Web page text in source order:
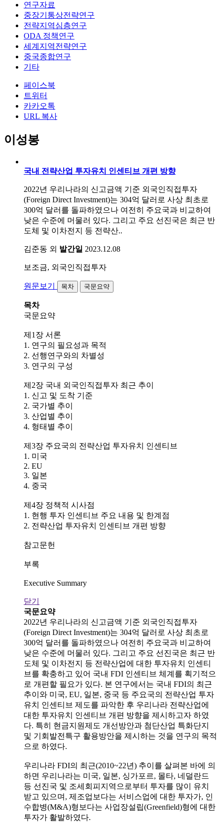
연구자료
중장기통상전략연구
전략지역심층연구
ODA 정책연구
세계지역전략연구
중국종합연구
기타
페이스북
트위터
카카오톡
URL 복사
이성봉
국내 전략산업 투자유치 인센티브 개편 방향
2022년 우리나라의 신고금액 기준 외국인직접투자
(Foreign Direct Investment)는 304억 달러로 사상 최초로
300억 달러를 돌파하였으나 여전히 주요국과 비교하여
낮은 수준에 머물러 있다. 그리고 주요 선진국은 최근 반
도체 및 이차전지 등 전략산..
김준동 외 발간일 2023.12.08
보조금, 외국인직접투자
원문보기 목차 국문요약
목차
국문요약
제1장 서론
1. 연구의 필요성과 목적
2. 선행연구와의 차별성
3. 연구의 구성
제2장 국내 외국인직접투자 최근 추이
1. 신고 및 도착 기준
2. 국가별 추이
3. 산업별 추이
4. 형태별 추이
제3장 주요국의 전략산업 투자유치 인센티브
1. 미국
2. EU
3. 일본
4. 중국
제4장 정책적 시사점
1. 현행 투자 인센티브 주요 내용 및 한계점
2. 전략산업 투자유치 인센티브 개편 방향
참고문헌
부록
Executive Summary
닫기
국문요약
2022년 우리나라의 신고금액 기준 외국인직접투자
(Foreign Direct Investment)는 304억 달러로 사상 최초로
300억 달러를 돌파하였으나 여전히 주요국과 비교하여
낮은 수준에 머물러 있다. 그리고 주요 선진국은 최근 반
도체 및 이차전지 등 전략산업에 대한 투자유치 인센티
브를 확충하고 있어 국내 FDI 인센티브 체계를 획기적으
로 개편할 필요가 있다. 본 연구에서는 국내 FDI의 최근
추이와 미국, EU, 일본, 중국 등 주요국의 전략산업 투자
유치 인센티브 제도를 파악한 후 우리나라 전략산업에
대한 투자유치 인센티브 개편 방향을 제시하고자 하였
다. 특히 현금지원제도 개선방안과 첨단산업 특화단지
및 기회발전특구 활용방안을 제시하는 것을 연구의 목적
으로 하였다.
우리나라 FDI의 최근(2010~22년) 추이를 살펴본 바에 의
하면 우리나라는 미국, 일본, 싱가포르, 몰타, 네덜란드
등 선진국 및 조세회피지역으로부터 투자를 많이 유치
받고 있으며, 제조업보다는 서비스업에 대한 투자가, 인
수합병(M&A)형보다는 사업장설립(Greenfield)형에 대한
투자가 활발하였다.